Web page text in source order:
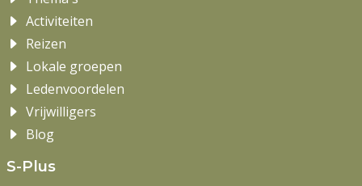
Activiteiten
Reizen
Lokale groepen
Ledenvoordelen
Vrijwilligers
Blog
S-Plus